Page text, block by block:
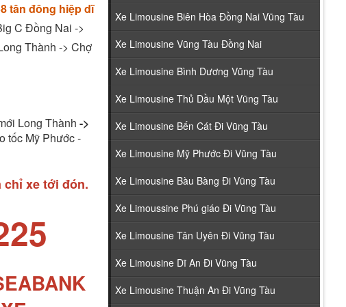
tân đông hiệp dĩ
C Đồng Nai ->
Thành -> Chợ
Long Thành ->
tốc Mỹ Phước -
chỉ xe tới đón.
Xe Limousine Biên Hòa Đồng Nai Vũng Tàu
Xe Limousine Vũng Tàu Đồng Nai
Xe Limousine Bình Dương Vũng Tàu
Xe Limousine Thủ Dầu Một Vũng Tàu
Xe Limousine Bến Cát Đi Vũng Tàu
Xe Limousine Mỹ Phước Đi Vũng Tàu
Xe Limousine Bàu Bàng Đi Vũng Tàu
Xe Limoussine Phú giáo Đi Vũng Tàu
Xe Limousine Tân Uyên Đi Vũng Tàu
Xe Limousine Dĩ An Đi Vũng Tàu
Xe Limousine Thuận An Đi Vũng Tàu